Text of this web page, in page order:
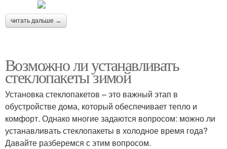
читать дальше →
Возможно ли устанавливать
стеклопакеты зимой
Установка стеклопакетов – это важный этап в
обустройстве дома, который обеспечивает тепло и
комфорт. Однако многие задаются вопросом: можно ли
устанавливать стеклопакеты в холодное время года?
Давайте разберемся с этим вопросом.